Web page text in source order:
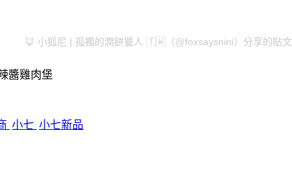
🦊 小狐尼 | 孤獨的潤餅獵人 🇹🇼（@foxsaysnini）分享的貼文
醬雞肉堡
小七 小七新品